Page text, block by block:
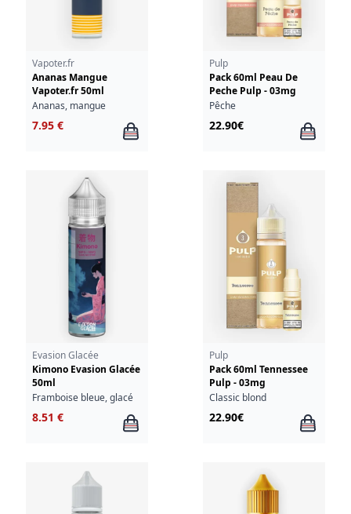
Vapoter.fr
Ananas Mangue
Vapoter.fr 50ml
Ananas, mangue
7.95 €
Pulp
Pack 60ml Peau De
Peche Pulp - 03mg
Pêche
22.90€
Evasion Glacée
Kimono Evasion Glacée
50ml
Framboise bleue, glacé
8.51 €
Pulp
Pack 60ml Tennessee
Pulp - 03mg
Classic blond
22.90€